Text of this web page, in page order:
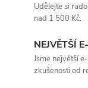
Udělejte si
nad 1 500 Kč.
NEJVĚTŠÍ
Jsme největší
zkušenosti od